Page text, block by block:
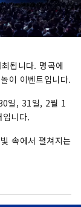
됩니다. 명곡에
이 이벤트입니다.
일, 31일, 2월 1
니다.
속에서 펼쳐지는